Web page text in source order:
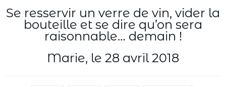
Se resservir un verre de vin, vider la
bouteille et se dire qu’on sera
raisonnable… demain !
Marie, le 28 avril 2018